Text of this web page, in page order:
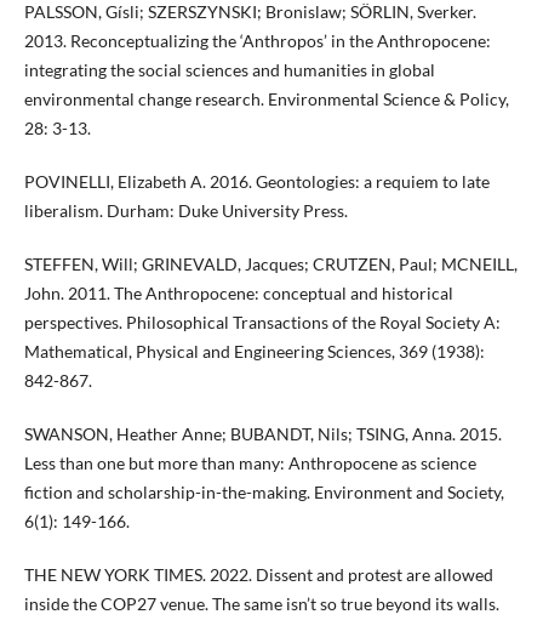
PALSSON, Gísli; SZERSZYNSKI; Bronislaw; SÖRLIN, Sverker.
2013. Reconceptualizing the ‘Anthropos’ in the Anthropocene:
integrating the social sciences and humanities in global
environmental change research. Environmental Science & Policy,
28: 3-13.
POVINELLI, Elizabeth A. 2016. Geontologies: a requiem to late
liberalism. Durham: Duke University Press.
STEFFEN, Will; GRINEVALD, Jacques; CRUTZEN, Paul; MCNEILL,
John. 2011. The Anthropocene: conceptual and historical
perspectives. Philosophical Transactions of the Royal Society A:
Mathematical, Physical and Engineering Sciences, 369 (1938):
842-867.
SWANSON, Heather Anne; BUBANDT, Nils; TSING, Anna. 2015.
Less than one but more than many: Anthropocene as science
fiction and scholarship-in-the-making. Environment and Society,
6(1): 149-166.
THE NEW YORK TIMES. 2022. Dissent and protest are allowed
inside the COP27 venue. The same isn’t so true beyond its walls.